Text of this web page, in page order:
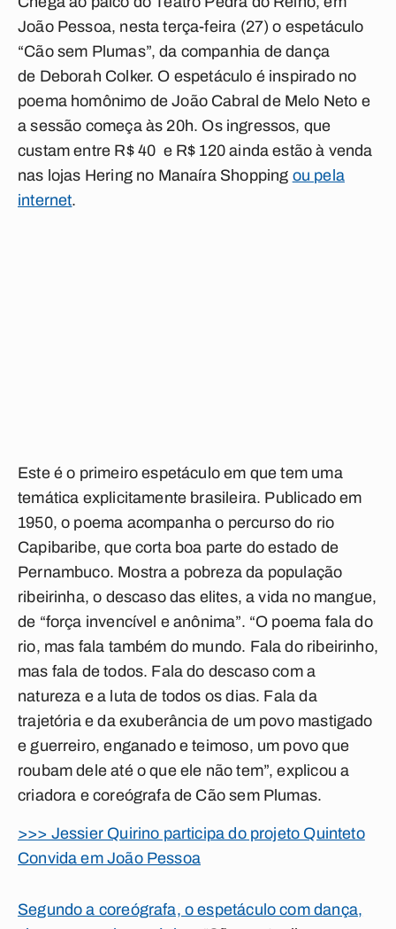
João Pessoa, nesta terça-feira (27) o espetáculo
“Cão sem Plumas”, da companhia de dança
de Deborah Colker. O espetáculo é inspirado no
poema homônimo de João Cabral de Melo Neto e
a sessão começa às 20h. Os ingressos, que
custam entre R$ 40 e R$ 120 ainda estão à venda
nas lojas Hering no Manaíra Shopping ou pela
internet.
Este é o primeiro espetáculo em que tem uma
temática explicitamente brasileira. Publicado em
1950, o poema acompanha o percurso do rio
Capibaribe, que corta boa parte do estado de
Pernambuco. Mostra a pobreza da população
ribeirinha, o descaso das elites, a vida no mangue,
de “força invencível e anônima”. “O poema fala do
rio, mas fala também do mundo. Fala do ribeirinho,
mas fala de todos. Fala do descaso com a
natureza e a luta de todos os dias. Fala da
trajetória e da exuberância de um povo mastigado
e guerreiro, enganado e teimoso, um povo que
roubam dele até o que ele não tem”, explicou a
criadora e coreógrafa de Cão sem Plumas.
>>> Jessier Quirino participa do projeto Quinteto
Convida em João Pessoa
Segundo a coreógrafa, o espetáculo com dança,